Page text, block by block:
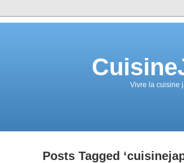
Vivre la cuisine
Posts Tagged